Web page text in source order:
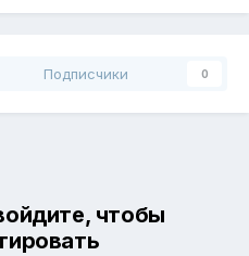
Подписчики 0
чтобы